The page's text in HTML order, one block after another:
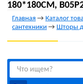
180*180СМ,
Главная → Каталог
сантехники → Шторы